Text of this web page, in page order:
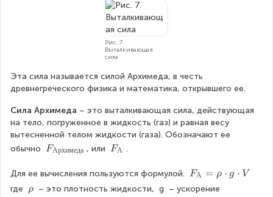
Рис. 7.
Выталкивающая
сила
Эта сила называется силой Архимеда, в честь
древнегреческого физика и математика, открывшего ее.
Сила Архимеда – это выталкивающая сила, действующая
на тело, погруженное в жидкость (газ) и равная весу
вытесненной телом жидкости (газа). Обозначают ее
обычно F
{
А
FАрхимеда , или F
{
А
FА .
Для ее вычисления пользуются формулой. F
_
FА = ρ ⋅ g ⋅ V
где ρ
ρ – это плотность жидкости, g – ускорение